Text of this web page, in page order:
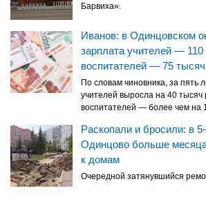
Барвиха».
Иванов: в Одинцовском
зарплата учителей —
воспитателей — 75 тысяч
По словам чиновника, за пять
учителей выросла на 40 тысяч
воспитателей — более чем на
Раскопали и бросили: в
Одинцово больше
к домам
Очередной затянувшийся